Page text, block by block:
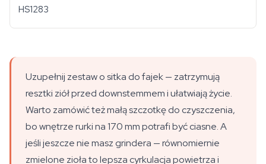
HS1283
Uzupełnij zestaw o sitka do fajek — zatrzymują
resztki ziół przed downstemmem i ułatwiają życie.
Warto zamówić też małą szczotkę do czyszczenia,
bo wnętrze rurki na 170 mm potrafi być ciasne. A
jeśli jeszcze nie masz grindera — równomiernie
zmielone zioła to lepsza cyrkulacja powietrza i